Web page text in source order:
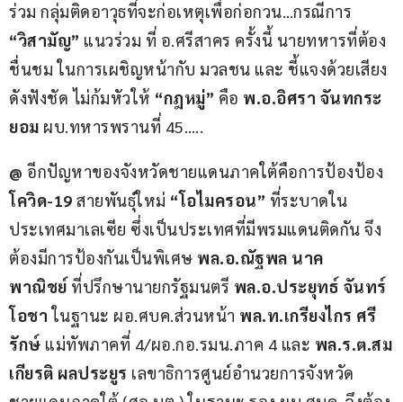
ร่วม กลุ่มติดอาวุธที่จะก่อเหตุเพื่อก่อกวน…กรณีการ
“วิสามัญ” แนวร่วม ที่ อ.ศรีสาคร ครั้งนี้ นายทหารที่ต้อง
ชื่นชม ในการเผชิญหน้ากับ มวลชน และ ชี้แจงด้วยเสียง
ดังฟังชัด ไม่ก้มหัวให้ “กฎหมู่” คือ พ.อ.อิศรา จันทกระ
ยอม ผบ.ทหารพรานที่ 45…..
@ อีกปัญหาของจังหวัดชายแดนภาคใต้คือการป้องป้อง
โควิด-19 สายพันธุ์ใหม่ “โอไมครอน” ที่ระบาดใน
ประเทศมาเลเซีย ซึ่งเป็นประเทศที่มีพรมแดนติดกัน จึง
ต้องมีการป้องกันเป็นพิเศษ พล.อ.ณัฐพล นาค
พาณิชย์ ที่ปรึกษานายกรัฐมนตรี พล.อ.ประยุทธ์ จันทร์
โอชา ในฐานะ ผอ.ศบค.ส่วนหน้า พล.ท.เกรียงไกร ศรี
รักษ์ แม่ทัพภาคที่ 4/ผอ.กอ.รมน.ภาค 4 และ พล.ร.ต.สม
เกียรติ ผลประยูร เลขาธิการศูนย์อำนวยการจังหวัด